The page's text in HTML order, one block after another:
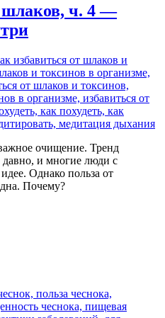
шлаков, ч. 4 —
очищение. Тренд
давно, и многие люди с
Однако польза от
Почему?